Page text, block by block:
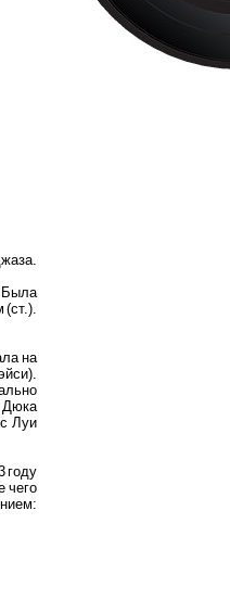
Была
на
Дюка
Луи
году
чего